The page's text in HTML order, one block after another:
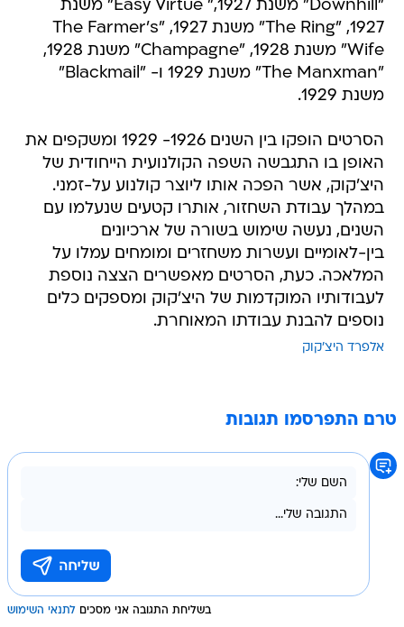
"Downhill" משנת 1927," Easy Virtue" משנת
1927, "The Ring" משנת 1927, "The Farmer's
Wife" משנת 1928, "Champagne" משנת 1928,
"The Manxman" משנת 1929 ו- "Blackmail"
משנת 1929.
הסרטים הופקו בין השנים 1926- 1929 ומשקפים את
האופן בו התגבשה השפה הקולנועית הייחודית של
היצ'קוק, אשר הפכה אותו ליוצר קולנוע על-זמני.
במהלך עבודת השחזור, אותרו קטעים שנעלמו עם
השנים, נעשה שימוש בשורה של ארכיונים
בין-לאומיים ועשרות משחזרים ומומחים עמלו על
המלאכה. כעת, הסרטים מאפשרים הצצה נוספת
לעבודותיו המוקדמות של היצ'קוק ומספקים כלים
נוספים להבנת עבודתו המאוחרת.
אלפרד היצ'קוק
טרם התפרסמו תגובות
בשליחת התגובה אני מסכים לתנאי השימוש